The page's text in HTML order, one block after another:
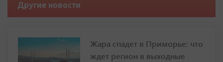
Другие новости
Жара спадет в Приморье: что
ждет регион в выходные